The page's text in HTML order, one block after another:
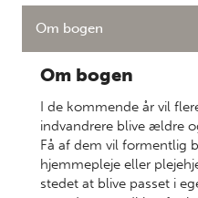
Om bogen
Om bogen
I de kommende år vil
indvandrere blive ældre
Få af dem vil formentlig
hjemmepleje eller
stedet at blive passet i